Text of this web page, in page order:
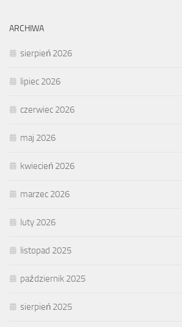
ARCHIWA
sierpień 2026
lipiec 2026
czerwiec 2026
maj 2026
kwiecień 2026
marzec 2026
luty 2026
listopad 2025
październik 2025
sierpień 2025